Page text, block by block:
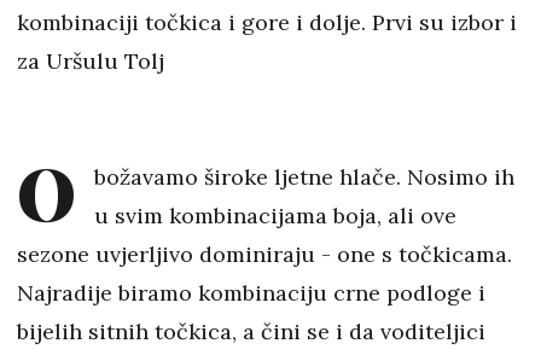
kombinaciji točkica i gore i dolje. Prvi su izbor i
za Uršulu Tolj
O
božavamo široke ljetne hlače. Nosimo ih
u svim kombinacijama boja, ali ove
sezone uvjerljivo dominiraju - one s točkicama.
Najradije biramo kombinaciju crne podloge i
bijelih sitnih točkica, a čini se i da voditeljici